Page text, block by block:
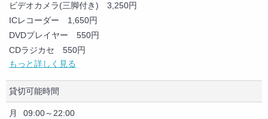
※特別料金に関して
21:00～23:00 フリープラン 利用料金の30％割増
23:00～08:00 フリープラン 利用料金の50％割増
ビデオカメラ(三脚付き) 3,250円
ICレコーダー 1,650円
DVDプレイヤー 550円
CDラジカセ 550円
レイアウト変更（準備or現状回復) 3,250円
追加椅子 400円
マイクセット（無線1本 有線1本) 3,250円
スピーカー 2,200円
もっと詳しく見る
貸切可能時間
月
09:00～22:00